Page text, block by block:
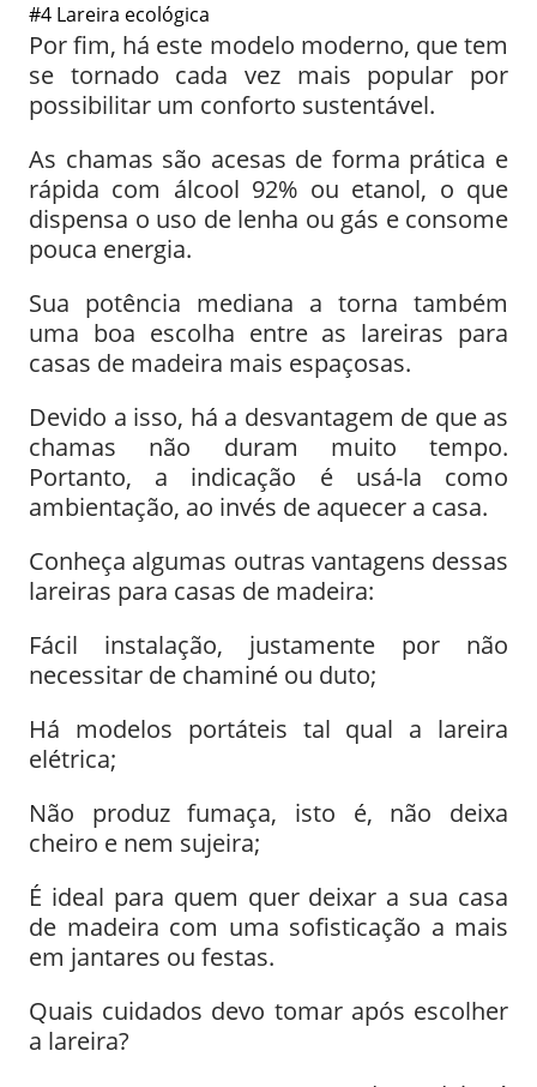
#4 Lareira ecológica
Por fim, há este modelo moderno, que tem
se tornado cada vez mais popular por
possibilitar um conforto sustentável.
As chamas são acesas de forma prática e
rápida com álcool 92% ou etanol, o que
dispensa o uso de lenha ou gás e consome
pouca energia.
Sua potência mediana a torna também
uma boa escolha entre as lareiras para
casas de madeira mais espaçosas.
Devido a isso, há a desvantagem de que as
chamas não duram muito tempo.
Portanto, a indicação é usá-la como
ambientação, ao invés de aquecer a casa.
Conheça algumas outras vantagens dessas
lareiras para casas de madeira:
Fácil instalação, justamente por não
necessitar de chaminé ou duto;
Há modelos portáteis tal qual a lareira
elétrica;
Não produz fumaça, isto é, não deixa
cheiro e nem sujeira;
É ideal para quem quer deixar a sua casa
de madeira com uma sofisticação a mais
em jantares ou festas.
Quais cuidados devo tomar após escolher
a lareira?